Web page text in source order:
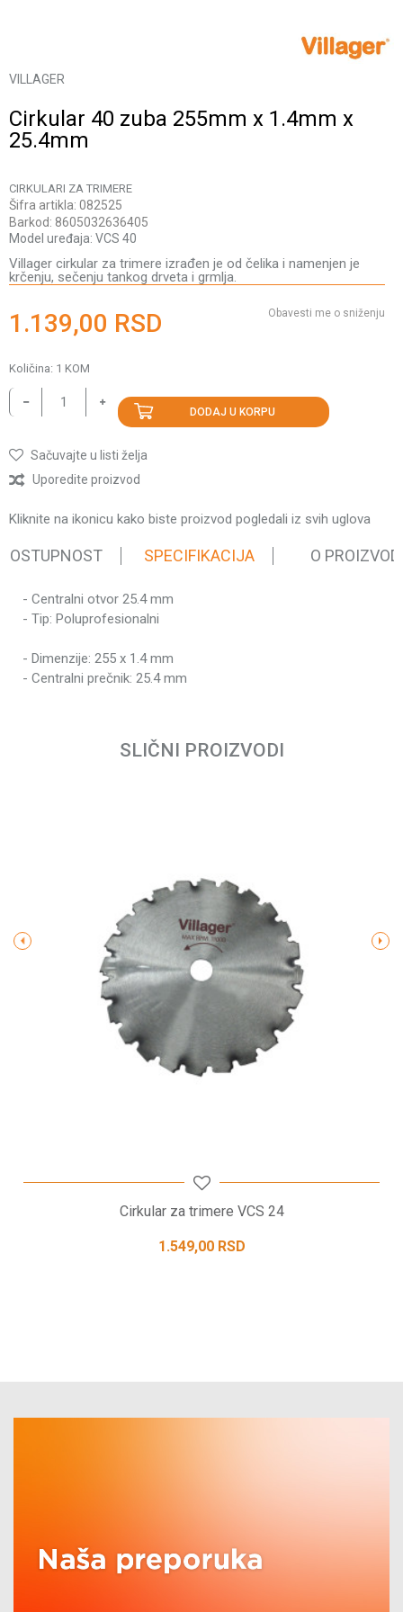
VILLAGER
Cirkular 40 zuba 255mm x 1.4mm x
25.4mm
CIRKULARI ZA TRIMERE
Šifra artikla: 082525
Barkod: 8605032636405
Model uređaja: VCS 40
Villager cirkular za trimere izrađen je od čelika i namenjen je
krčenju, sečenju tankog drveta i grmlja.
1.139,00 RSD Obavesti me o sniženju
Količina: 1 KOM
DODAJ U KORPU
Sačuvajte u listi želja
Uporedite proizvod
Kliknite na ikonicu kako biste proizvod pogledali iz svih uglova
SPECIFIKACIJA O
Karakteristika
Kategorija
Težina pakovanja
Brend
- Centralni otvor 25.4 mm
- Tip: Poluprofesionalni
- Dimenzije: 255 x 1.4 mm
- Centralni prečnik: 25.4 mm
POŠALJI
SLIČNI PROIZVODI
Cirkular za trimere VCS 24
1.549,00 RSD